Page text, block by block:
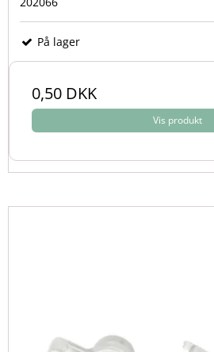
På lager
0,50 DKK
Vis produkt